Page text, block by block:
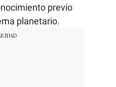
previo
planetario.